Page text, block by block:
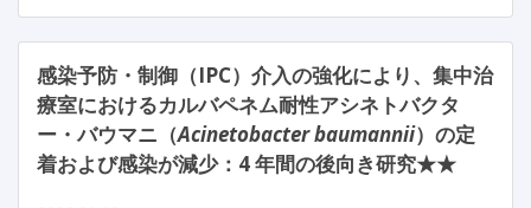
感染予防・制御（IPC）介入の強化により、集中治
療室におけるカルバペネム耐性アシネトバクタ
ー・バウマニ（Acinetobacter baumannii）の定
着および感染が減少：4 年間の後向き研究★★